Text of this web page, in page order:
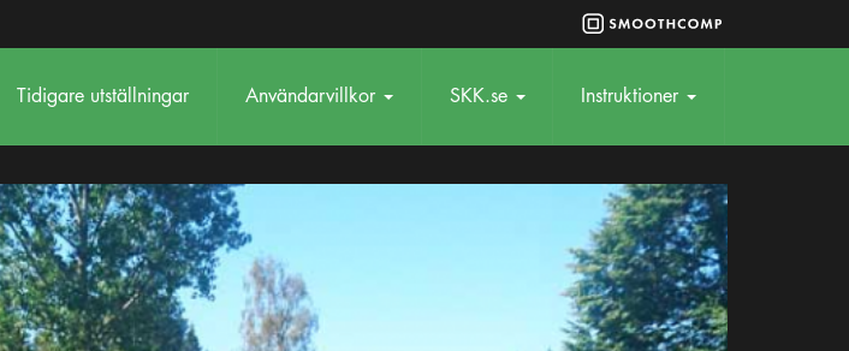
Tidigare utställningar Användarvillkor SKK.se Instruktioner